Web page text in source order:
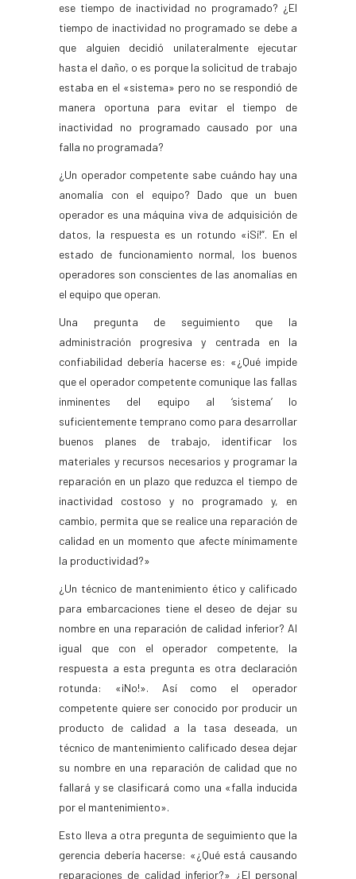
ese tiempo de inactividad no programado? ¿El
tiempo de inactividad no programado se debe a
que alguien decidió unilateralmente ejecutar
hasta el daño, o es porque la solicitud de trabajo
estaba en el «sistema» pero no se respondió de
manera oportuna para evitar el tiempo de
inactividad no programado causado por una
falla no programada?
¿Un operador competente sabe cuándo hay una
anomalía con el equipo? Dado que un buen
operador es una máquina viva de adquisición de
datos, la respuesta es un rotundo «¡Sí!”. En el
estado de funcionamiento normal, los buenos
operadores son conscientes de las anomalías en
el equipo que operan.
Una pregunta de seguimiento que la
administración progresiva y centrada en la
confiabilidad debería hacerse es: «¿Qué impide
que el operador competente comunique las fallas
inminentes del equipo al ‘sistema’ lo
suficientemente temprano como para desarrollar
buenos planes de trabajo, identificar los
materiales y recursos necesarios y programar la
reparación en un plazo que reduzca el tiempo de
inactividad costoso y no programado y, en
cambio, permita que se realice una reparación de
calidad en un momento que afecte mínimamente
la productividad?»
¿Un técnico de mantenimiento ético y calificado
para embarcaciones tiene el deseo de dejar su
nombre en una reparación de calidad inferior? Al
igual que con el operador competente, la
respuesta a esta pregunta es otra declaración
rotunda: «¡No!». Así como el operador
competente quiere ser conocido por producir un
producto de calidad a la tasa deseada, un
técnico de mantenimiento calificado desea dejar
su nombre en una reparación de calidad que no
fallará y se clasificará como una «falla inducida
por el mantenimiento».
Esto lleva a otra pregunta de seguimiento que la
gerencia debería hacerse: «¿Qué está causando
reparaciones de calidad inferior?» ¿El personal